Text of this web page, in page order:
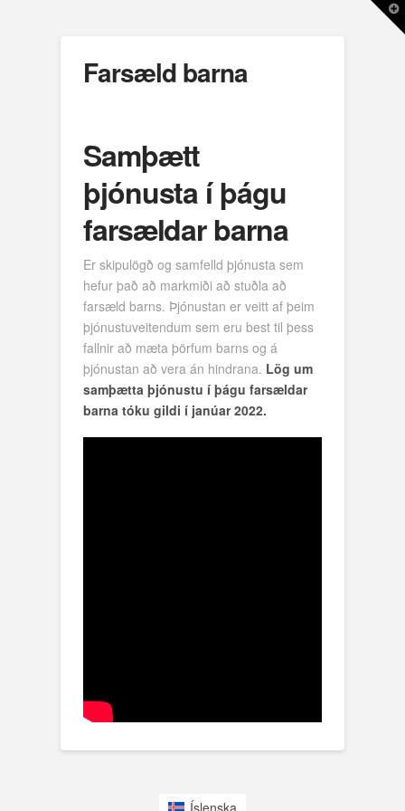
Farsæld barna
Samþætt
þjónusta í þágu
farsældar barna
Er skipulögð og samfelld þjónusta sem
hefur það að markmiði að stuðla að
farsæld barns. Þjónustan er veitt af þeim
þjónustuveitendum sem eru best til þess
fallnir að mæta þörfum barns og á
þjónustan að vera án hindrana. Lög um
samþætta þjónustu í þágu farsældar
barna tóku gildi í janúar 2022.
Íslenska